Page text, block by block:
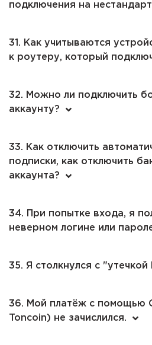
подключения на
31. Как учитываются
к роутеру, который
32. Можно ли подключить
аккаунту?
33. Как отключить
подписки, как отключить
аккаунта?
34. При попытке входа, я
неверном логине или
35. Я столкнулся с "утечкой
36. Мой платёж с помощью
Toncoin) не зачислился.